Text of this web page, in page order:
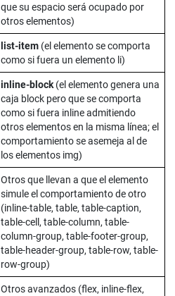
que su espacio será ocupado por
otros elementos)
list-item (el elemento se comporta
como si fuera un elemento li)
inline-block (el elemento genera una
caja block pero que se comporta
como si fuera inline admitiendo
otros elementos en la misma línea; el
comportamiento se asemeja al de
los elementos img)
Otros que llevan a que el elemento
simule el comportamiento de otro
(inline-table, table, table-caption,
table-cell, table-column, table-
column-group, table-footer-group,
table-header-group, table-row, table-
row-group)
Otros avanzados (flex, inline-flex,